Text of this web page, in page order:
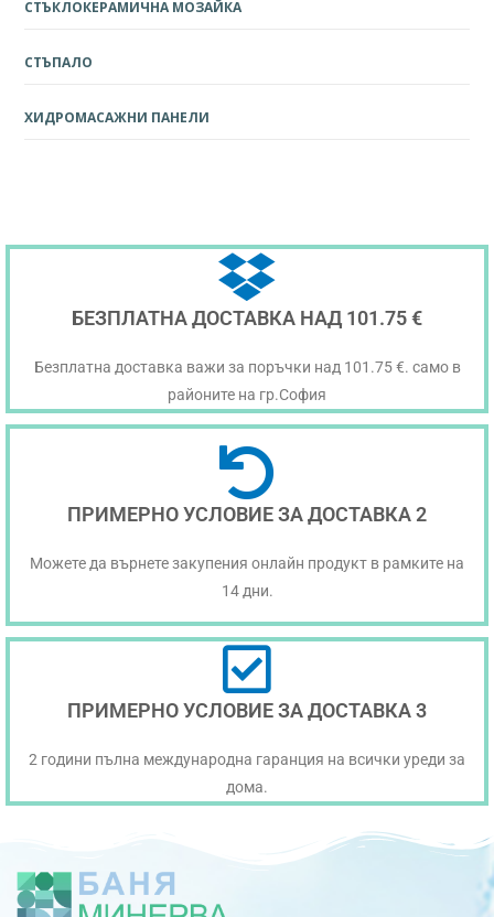
СТЪКЛОКЕРАМИЧНА МОЗАЙКА
СТЪПАЛО
ХИДРОМАСАЖНИ ПАНЕЛИ
БЕЗПЛАТНА ДОСТАВКА НАД 101.75 €
Безплатна доставка важи за поръчки над 101.75 €. само в
районите на гр.София
ПРИМЕРНО УСЛОВИЕ ЗА ДОСТАВКА 2
Можете да върнете закупения онлайн продукт в рамките на
14 дни.
ПРИМЕРНО УСЛОВИЕ ЗА ДОСТАВКА 3
2 години пълна международна гаранция на всички уреди за
дома.